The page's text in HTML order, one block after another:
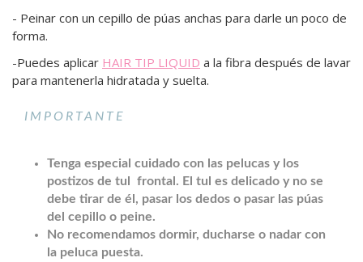
- Peinar con un cepillo de púas anchas para darle un poco de
forma.
-Puedes aplicar HAIR TIP LIQUID a la fibra después de lavar
para mantenerla hidratada y suelta.
IMPORTANTE
Tenga especial cuidado con las pelucas y los
postizos de tul frontal. El tul es delicado y no se
debe tirar de él, pasar los dedos o pasar las púas
del cepillo o peine.
No recomendamos dormir, ducharse o nadar con
la peluca puesta.